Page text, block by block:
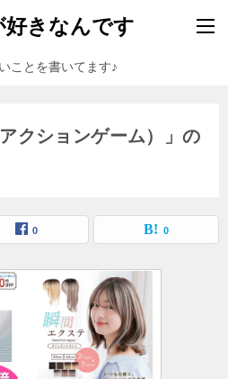
きなんです
ことを書いてます♪
クションゲーム）」の
0 0